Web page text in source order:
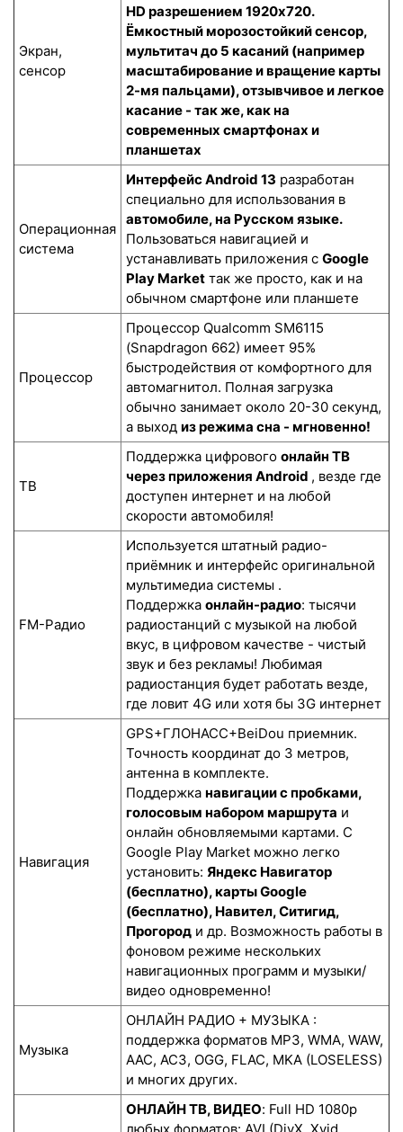
Экран,
сенсор
HD разрешением 1920x720.
Ёмкостный морозостойкий сенсор,
мультитач до 5 касаний (например
масштабирование и вращение карты
2-мя пальцами), отзывчивое и легкое
касание - так же, как на
современных смартфонах и
планшетах
Операционная
система
Интерфейс Android 13 разработан
специально для использования в
автомобиле, на Русском языке.
Пользоваться навигацией и
устанавливать приложения с Google
Play Market так же просто, как и на
обычном смартфоне или планшете
Процессор
Процессор Qualcomm SM6115
(Snapdragon 662) имеет 95%
быстродействия от комфортного для
автомагнитол. Полная загрузка
обычно занимает около 20-30 секунд,
а выход из режима сна - мгновенно!
ТВ
Поддержка цифрового онлайн ТВ
через приложения Android , везде где
доступен интернет и на любой
скорости автомобиля!
FM-Радио
Используется штатный радио-
приёмник и интерфейс оригинальной
мультимедиа системы .
Поддержка онлайн-радио: тысячи
радиостанций с музыкой на любой
вкус, в цифровом качестве - чистый
звук и без рекламы! Любимая
радиостанция будет работать везде,
где ловит 4G или хотя бы 3G интернет
Навигация
GPS+ГЛОНАСС+BeiDou приемник.
Точность координат до 3 метров,
антенна в комплекте.
Поддержка навигации с пробками,
голосовым набором маршрута и
онлайн обновляемыми картами. С
Google Play Market можно легко
установить: Яндекс Навигатор
(бесплатно), карты Google
(бесплатно), Навител, Ситигид,
Прогород и др. Возможность работы в
фоновом режиме нескольких
навигационных программ и музыки/
видео одновременно!
Музыка
ОНЛАЙН РАДИО + МУЗЫКА :
поддержка форматов MP3, WMA, WAW,
AAC, AC3, OGG, FLAC, MKA (LOSELESS)
и многих других.
ОНЛАЙН ТВ, ВИДЕО: Full HD 1080p
любых форматов: AVI (DivX, Xvid,